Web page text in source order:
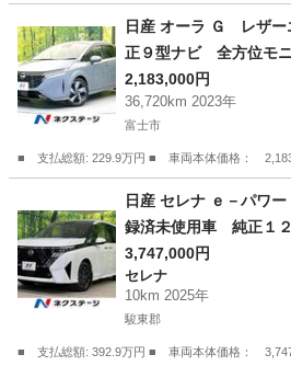
日産 オーラ Ｇ レザ
正９型ナビ 全方位モ
ージェンシーブレーキ
Ｍ ＢＯＳＥサウンド
レス充電 ステアリン
レコ （検10.3）
2,183,000円
36,720km 2023年
富士市
■ 支払総額: 229.9万円 ■ 車両本体価格：
日産
日産 セレナ ｅ－パワ
録済未使用車 純正１
側電動ドア 全周囲カ
ム プロパイロット コ
トキー ＬＥＤヘッド
3,747,000円
セレナ
10km 2025年
駿東郡
■ 支払総額: 392.9万円 ■ 車両本体価格：